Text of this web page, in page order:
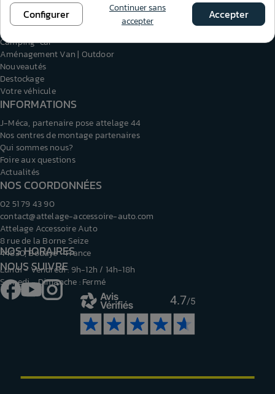
NOS CATÉGORIES
Auto | Van | Fourgon
Camping-car
Aménagement Van | Outdoor
Nouveautés
Destockage
Votre véhicule
INFORMATIONS
J-Méca, partenaire pose attelage 44
Nos centres de montage partenaires
Qui sommes nous?
Foire aux questions
Actualités
NOS COORDONNÉES
02 51 79 43 90
contact@attelage-accessoire-auto.com
Attelage Accessoire Auto
8 rue de la Borne Seize
44830, Bouaye - France
NOUS SUIVRE
FacebookYouTubeInstagram
NOS HORAIRES
Lundi - Vendredi : 9h-12h / 14h-18h
Samedi - Dimanche : Fermé
4.7/5
Configurer
Continuer sans
accepter
Accepter